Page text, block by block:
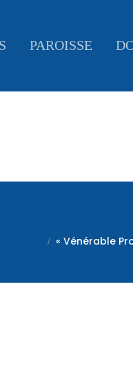
PAROISSE
« Vénérable